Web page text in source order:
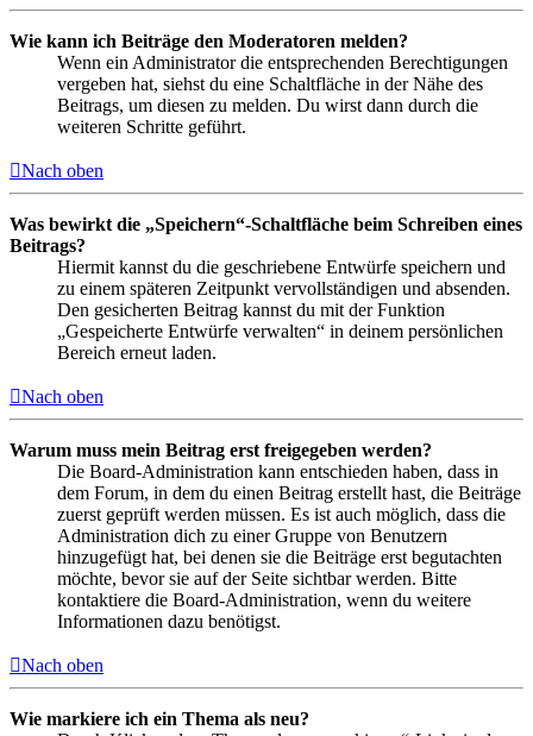
Wie kann ich Beiträge den Moderatoren melden?
Wenn ein Administrator die entsprechenden Berechtigungen
vergeben hat, siehst du eine Schaltfläche in der Nähe des
Beitrags, um diesen zu melden. Du wirst dann durch die
weiteren Schritte geführt.
Nach oben
Was bewirkt die „Speichern“-Schaltfläche beim Schreiben eines
Beitrags?
Hiermit kannst du die geschriebene Entwürfe speichern und
zu einem späteren Zeitpunkt vervollständigen und absenden.
Den gesicherten Beitrag kannst du mit der Funktion
„Gespeicherte Entwürfe verwalten“ in deinem persönlichen
Bereich erneut laden.
Nach oben
Warum muss mein Beitrag erst freigegeben werden?
Die Board-Administration kann entschieden haben, dass in
dem Forum, in dem du einen Beitrag erstellt hast, die Beiträge
zuerst geprüft werden müssen. Es ist auch möglich, dass die
Administration dich zu einer Gruppe von Benutzern
hinzugefügt hat, bei denen sie die Beiträge erst begutachten
möchte, bevor sie auf der Seite sichtbar werden. Bitte
kontaktiere die Board-Administration, wenn du weitere
Informationen dazu benötigst.
Nach oben
Wie markiere ich ein Thema als neu?